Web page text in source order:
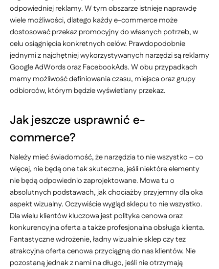
odpowiedniej reklamy. W tym obszarze istnieje naprawdę
wiele możliwości, dlatego każdy e-commerce może
dostosować przekaz promocyjny do własnych potrzeb, w
celu osiągnięcia konkretnych celów. Prawdopodobnie
jednymi z najchętniej wykorzystywanych narzędzi są reklamy
Google AdWords oraz FacebookAds. W obu przypadkach
mamy możliwość definiowania czasu, miejsca oraz grupy
odbiorców, którym będzie wyświetlany przekaz.
Jak jeszcze usprawnić e-
commerce?
Należy mieć świadomość, że narzędzia to nie wszystko – co
więcej, nie będą one tak skuteczne, jeśli niektóre elementy
nie będą odpowiednio zaprojektowane. Mowa tu o
absolutnych podstawach, jak chociażby przyjemny dla oka
aspekt wizualny. Oczywiście wygląd sklepu to nie wszystko.
Dla wielu klientów kluczowa jest polityka cenowa oraz
konkurencyjna oferta a także profesjonalna obsługa klienta.
Fantastyczne wdrożenie, ładny wizualnie sklep czy tez
atrakcyjna oferta cenowa przyciągną do nas klientów. Nie
pozostaną jednak z nami na długo, jeśli nie otrzymają